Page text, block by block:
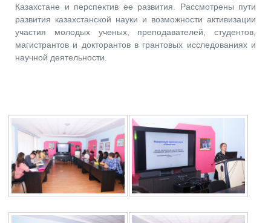
Казахстане и перспектив ее развития. Рассмотрены пути
развития казахстанской науки и возможности активизации
участия молодых ученых, преподавателей, студентов,
магистрантов и докторантов в грантовых исследованиях и
научной деятельности.